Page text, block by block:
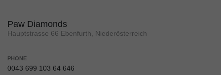
Paw Diamonds
Hauptstrasse 66 Ebenfurth, Niederösterreich
PHONE
0043 699 103 64 646